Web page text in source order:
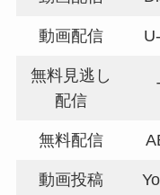
動画配信
無料見逃し
配信
無料配信
動画投稿